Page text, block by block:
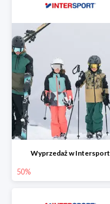
Wyprzedaż w Intersport
50%